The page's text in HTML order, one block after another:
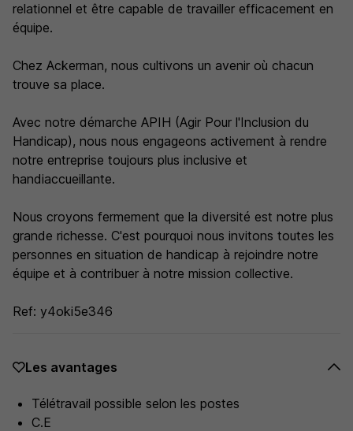
relationnel et être capable de travailler efficacement en
équipe.
Chez Ackerman, nous cultivons un avenir où chacun
trouve sa place.
Avec notre démarche APIH (Agir Pour l'Inclusion du
Handicap), nous nous engageons activement à rendre
notre entreprise toujours plus inclusive et
handiaccueillante.
Nous croyons fermement que la diversité est notre plus
grande richesse. C'est pourquoi nous invitons toutes les
personnes en situation de handicap à rejoindre notre
équipe et à contribuer à notre mission collective.
Ref: y4oki5e346
Les avantages
Télétravail possible selon les postes
C.E